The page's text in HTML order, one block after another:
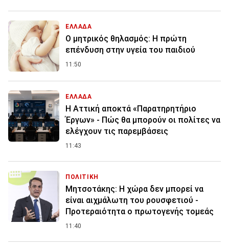
ΕΛΛΑΔΑ
Ο μητρικός θηλασμός: Η πρώτη
επένδυση στην υγεία του παιδιού
11:50
ΕΛΛΑΔΑ
Η Αττική αποκτά «Παρατηρητήριο
Έργων» - Πώς θα μπορούν οι πολίτες να
ελέγχουν τις παρεμβάσεις
11:43
ΠΟΛΙΤΙΚΗ
Μητσοτάκης: Η χώρα δεν μπορεί να
είναι αιχμάλωτη του ρουσφετιού -
Προτεραιότητα ο πρωτογενής τομεάς
11:40